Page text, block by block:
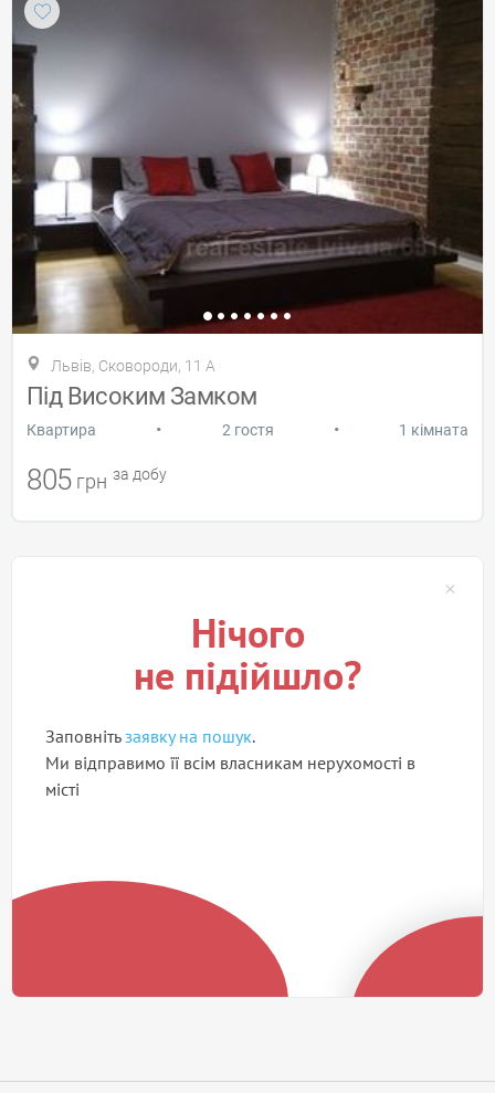
Львів, Сковороди, 11 А
Під Високим Замком
Квартира • 2 гостя • 1 кімната
805 грн за добу
Нічого
не підійшло?
Заповнітьзаявку на пошук.
Ми відправимо її всім власникам нерухомості в
місті